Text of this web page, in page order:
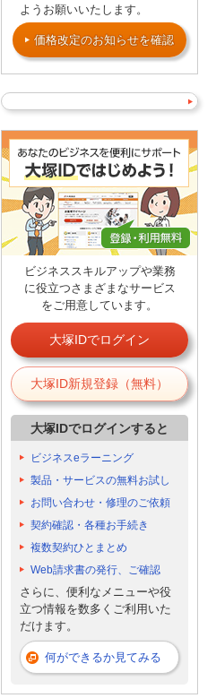
ようお願いいたします。
価格改定のお知らせを確認
ビジネススキルアップや業務
に役立つさまざまなサービス
をご用意しています。
大塚IDでログイン
大塚ID新規登録（無料）
大塚IDでログインすると
ビジネスeラーニング
製品・サービスの無料お試し
お問い合わせ・修理のご依頼
契約確認・各種お手続き
複数契約ひとまとめ
Web請求書の発行、ご確認
さらに、便利なメニューや役
立つ情報を数多くご利用いた
だけます。
何ができるか見てみる